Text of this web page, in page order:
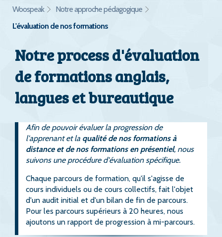
Woospeak
Notre approche pédagogique
L'évaluation de nos formations
Notre process d'évaluation
de formations anglais,
langues et bureautique
Afin de pouvoir évaluer la progression de
l'apprenant et la qualité de nos formations à
distance et de nos formations en présentiel, nous
suivons une procédure d'évaluation spécifique.
Chaque parcours de formation, qu'il s'agisse de
cours individuels ou de cours collectifs, fait l'objet
d'un audit initial et d'un bilan de fin de parcours.
Pour les parcours supérieurs à 20 heures, nous
ajoutons un rapport de progression à mi-parcours.